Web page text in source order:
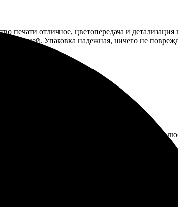
печати отличное, цветопередача и
дней. Упаковка надежная, ничего не
и яркими. Рекомендую всем, у кого есть